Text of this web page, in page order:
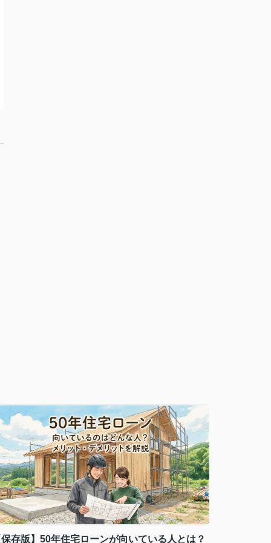
存版】50年住宅ローンが向いている人とは？